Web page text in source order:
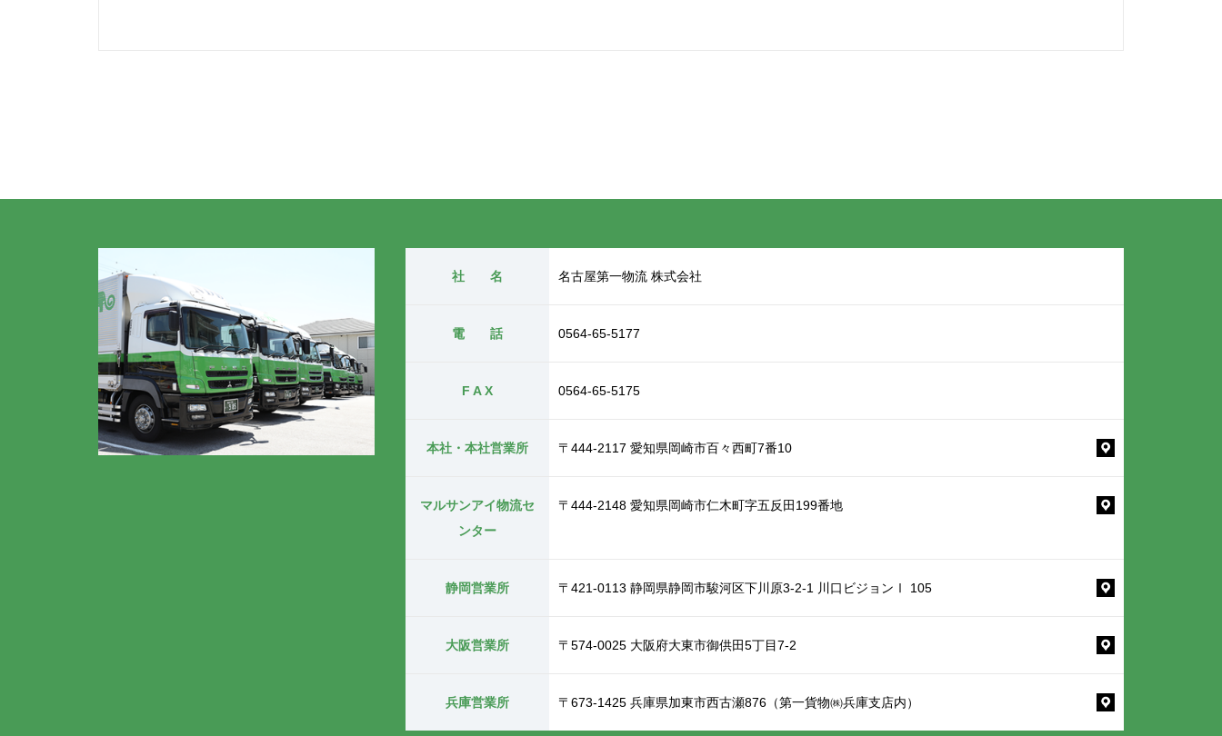
社 名 名古屋第一物流 株式会社
電 話 0564-65-5177
F A X 0564-65-5175
本社・本社営業所 〒444-2117 愛知県岡崎市百々西町7番10
マルサンアイ物流セ
ンター
〒444-2148 愛知県岡崎市仁木町字五反田199番地
静岡営業所 〒421-0113 静岡県静岡市駿河区下川原3-2-1 川口ビジョンⅠ 105
大阪営業所 〒574-0025 大阪府大東市御供田5丁目7-2
兵庫営業所 〒673-1425 兵庫県加東市西古瀬876（第一貨物㈱兵庫支店内）